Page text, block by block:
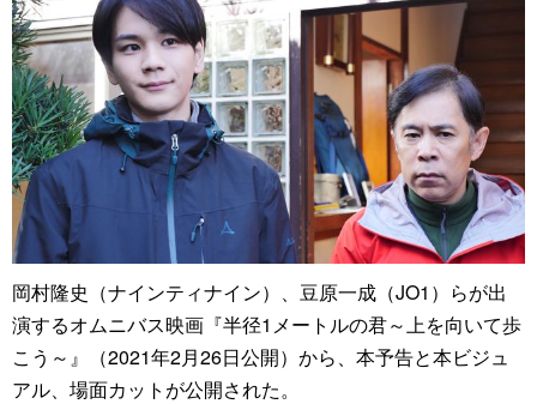
岡村隆史（ナインティナイン）、豆原一成（JO1）らが出
演するオムニバス映画『半径1メートルの君～上を向いて歩
こう～』（2021年2月26日公開）から、本予告と本ビジュ
アル、場面カットが公開された。